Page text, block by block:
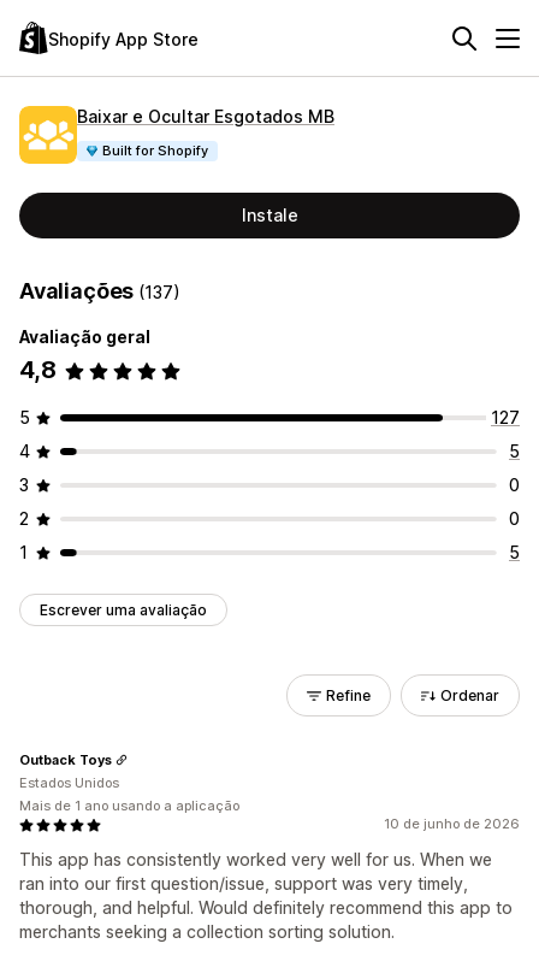
Shopify App Store
Baixar e Ocultar Esgotados MB
Built for Shopify
Instale
Avaliações (137)
Avaliação geral
4,8
5
127
4
5
3
0
2
0
1
5
Escrever uma avaliação
Refine Ordenar
10 de junho de 2026
This app has consistently worked very well for us. When we
ran into our first question/issue, support was very timely,
thorough, and helpful. Would definitely recommend this app to
merchants seeking a collection sorting solution.
Outback Toys
Estados Unidos
Mais de 1 ano usando a aplicação